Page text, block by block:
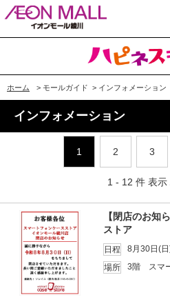
ホーム > モールガイド > インフォメーション
インフォメーション
1 2 3
1 - 12 件 表
【閉店のお知
ストア
日程
8月30日(
場所
3階 スマ